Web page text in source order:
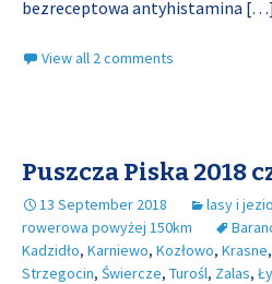
bezreceptowa antyhistamina […]
View all 2 comments
Puszcza Piska 2018
13 September 2018 lasy i
rowerowa powyżej 150km
Kadzidło, Karniewo, Kozłowo, Krasne,
Strzegocin, Świercze, Turośl, Zalas,